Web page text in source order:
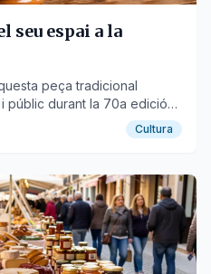
seu espai a la
peça tradicional
públic durant la 70a edició
Cultura